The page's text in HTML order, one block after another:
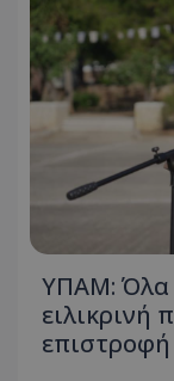
ΥΠΑΜ: Όλα
ειλικρινή
usprivacy